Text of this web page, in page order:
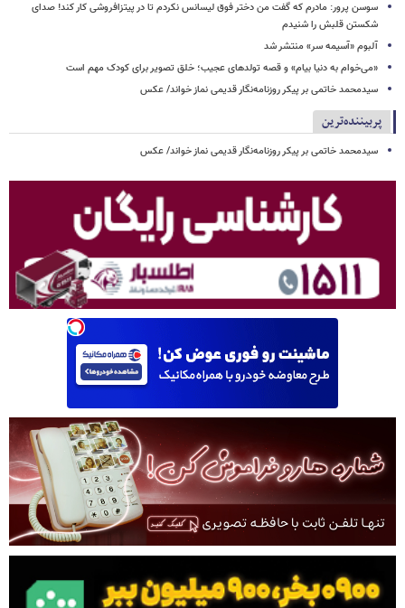
سوسن پرور: مادرم که گفت من دختر فوق‌ لیسانس نکردم تا در پیتزافروشی کار کند! صدای
شکستن قلبش را شنیدم
آلبوم «آسیمه سر» منتشر شد
«می‌خوام به دنیا بیام» و قصه تولدهای عجیب؛ خلق تصویر برای کودک مهم است
سیدمحمد خاتمی بر پیکر روزنامه‌نگار قدیمی نماز خواند/ عکس
پربیننده‌ترین
سیدمحمد خاتمی بر پیکر روزنامه‌نگار قدیمی نماز خواند/ عکس